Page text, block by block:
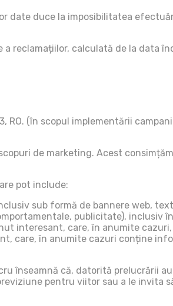
date duce la imposibilitatea
reclamațiilor, calculată de la data
RO. (în scopul implementării
de marketing. Acest
pot include:
sub formă de bannere web,
publicitate), inclusiv
interesant, care, în anumite
care, în anumite cazuri conține
înseamnă că, datorită prelucrării
pentru viitor sau a le invita